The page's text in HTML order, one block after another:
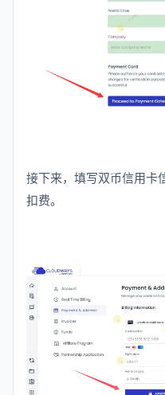
接下来，填写双币信用
扣费。